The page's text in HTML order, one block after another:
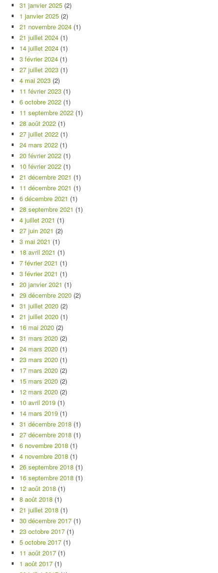
31 janvier 2025 (2)
1 janvier 2025 (2)
21 novembre 2024 (1)
21 juillet 2024 (1)
14 juillet 2024 (1)
3 février 2024 (1)
27 juillet 2023 (1)
4 mai 2023 (2)
11 février 2023 (1)
6 octobre 2022 (1)
11 septembre 2022 (1)
28 août 2022 (1)
27 juillet 2022 (1)
24 mars 2022 (1)
20 février 2022 (1)
10 février 2022 (1)
21 décembre 2021 (1)
11 décembre 2021 (1)
6 décembre 2021 (1)
28 septembre 2021 (1)
4 juillet 2021 (1)
27 juin 2021 (2)
3 mai 2021 (1)
18 avril 2021 (1)
7 février 2021 (1)
3 février 2021 (1)
20 janvier 2021 (1)
29 décembre 2020 (2)
31 juillet 2020 (2)
21 juillet 2020 (1)
16 mai 2020 (2)
31 mars 2020 (2)
24 mars 2020 (1)
23 mars 2020 (1)
17 mars 2020 (2)
15 mars 2020 (2)
12 mars 2020 (2)
10 avril 2019 (1)
14 mars 2019 (1)
31 décembre 2018 (1)
27 décembre 2018 (1)
6 novembre 2018 (1)
4 novembre 2018 (1)
26 septembre 2018 (1)
16 septembre 2018 (1)
12 août 2018 (1)
8 août 2018 (1)
21 juillet 2018 (1)
30 décembre 2017 (1)
23 octobre 2017 (1)
5 octobre 2017 (1)
11 août 2017 (1)
1 août 2017 (1)